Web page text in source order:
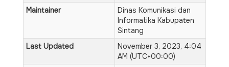
Maintainer
Dinas Komunikasi dan
Informatika Kabupaten
Sintang
Last Updated
November 3, 2023, 4:04
AM (UTC+00:00)